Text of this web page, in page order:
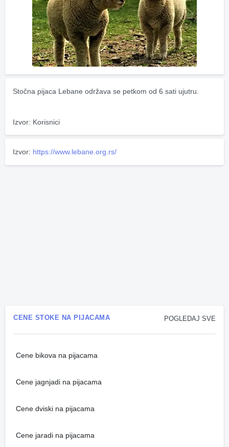
Stočna pijaca Lebane održava se petkom od 6 sati ujutru.
Izvor: Korisnici
Izvor: https://www.lebane.org.rs/
POGLEDAJ SVE
CENE STOKE NA PIJACAMA
Cene bikova na pijacama
Cene jagnjadi na pijacama
Cene dviski na pijacama
Cene jaradi na pijacama